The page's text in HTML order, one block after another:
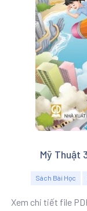
Mỹ Thuật
Sách Bài Học
Xem chi tiết file